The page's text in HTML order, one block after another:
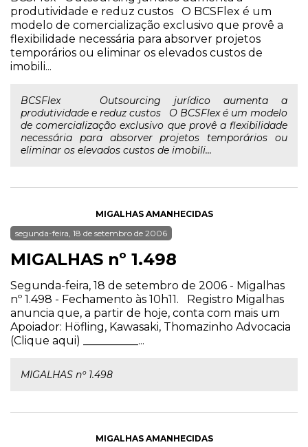
produtividade e reduz custos O BCSFlex é um
modelo de comercialização exclusivo que provê a
flexibilidade necessária para absorver projetos
temporários ou eliminar os elevados custos de
imobili...
BCSFlex Outsourcing jurídico aumenta a
produtividade e reduz custos O BCSFlex é um modelo
de comercialização exclusivo que provê a flexibilidade
necessária para absorver projetos temporários ou
eliminar os elevados custos de imobili...
MIGALHAS AMANHECIDAS
segunda-feira, 18 de setembro de 2006
MIGALHAS nº 1.498
Segunda-feira, 18 de setembro de 2006 - Migalhas
nº 1.498 - Fechamento às 10h11. Registro Migalhas
anuncia que, a partir de hoje, conta com mais um
Apoiador: Höfling, Kawasaki, Thomazinho Advocacia
(Clique aqui) __________...
MIGALHAS nº 1.498
MIGALHAS AMANHECIDAS